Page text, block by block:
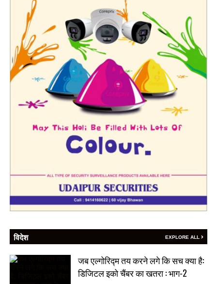
विदेश EXPLORE ALL
जब एल्गोरिद्म तय करने लगे कि सच क्या है:
डिजिटल इको चैंबर का खतरा : भाग-2